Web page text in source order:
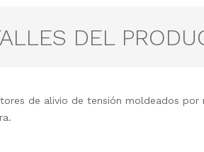
DEL
de alivio de tensión moldeados